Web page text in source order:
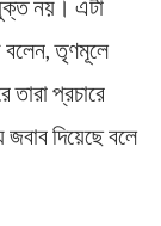
নয়। এটা
বলেন, তৃণমূলে
তারা প্রচারে
দিয়েছে বলে